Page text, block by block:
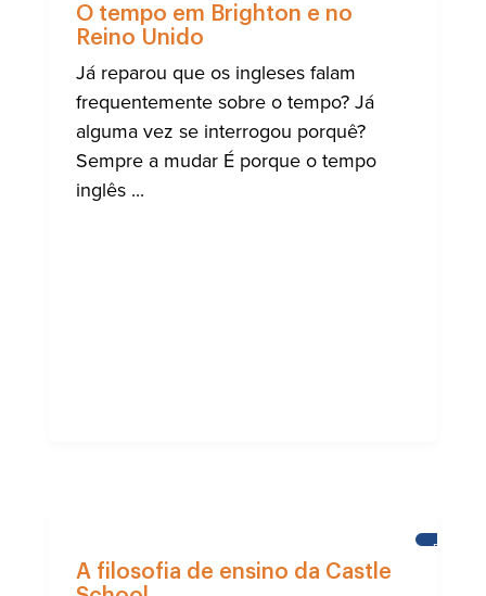
O tempo em Brighton e no
Reino Unido
Já reparou que os ingleses falam
frequentemente sobre o tempo? Já
alguma vez se interrogou porquê?
Sempre a mudar É porque o tempo
inglês ...
ESCOLA
A filosofia de ensino da Castle